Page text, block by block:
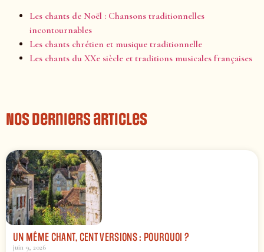
Les chants de Noël : Chansons traditionnelles
incontournables
Les chants chrétien et musique traditionnelle
Les chants du XXe siècle et traditions musicales françaises
Nos derniers articles
UN MÊME CHANT, CENT VERSIONS : POURQUOI ?
juin 9, 2026